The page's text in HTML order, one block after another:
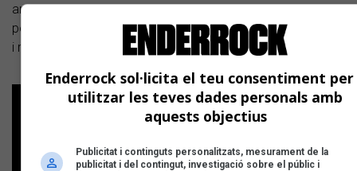
amb altres exponents de la música urbana, tant del seu
poble com d'indrets veïns. Tanmateix, ha rimat amb passió
i rauxa compartint micròfon amb artistes com Urvi
Enderrock sol·licita el teu consentiment per
utilitzar les teves dades personals amb
aquests objectius
Publicitat i continguts personalitzats, mesurament de la
publicitat i del contingut, investigació sobre el públic i